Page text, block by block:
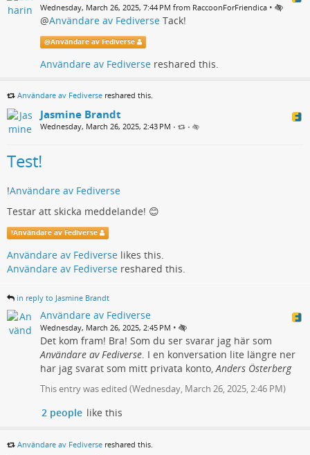
Wednesday, March 26, 2025, 7:44 PM from RaccoonForFriendica •
@Användare av Fediverse Tack!
@Användare av Fediverse
Användare av Fediverse reshared this.
Användare av Fediverse reshared this.
Jasmine Brandt
Wednesday, March 26, 2025, 2:43 PM • •
Test!
!Användare av Fediverse
Testar att skicka meddelande! 😊
!Användare av Fediverse
Användare av Fediverse likes this.
Användare av Fediverse reshared this.
in reply to Jasmine Brandt
Användare av Fediverse
Wednesday, March 26, 2025, 2:45 PM •
Det kom fram! Bra! Som du ser svarar jag här som
Användare av Fediverse. I en konversation lite längre ner
har jag svarat som mitt privata konto,Anders Österberg
This entry was edited (Wednesday, March 26, 2025, 2:46 PM)
2 people like this
Användare av Fediverse reshared this.